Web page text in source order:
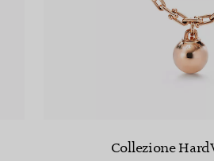
Collezione